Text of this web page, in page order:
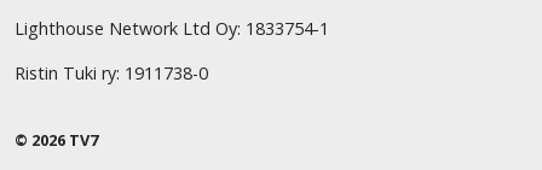
Lighthouse Network Ltd Oy: 1833754-1
Ristin Tuki ry: 1911738-0
© 2026 TV7